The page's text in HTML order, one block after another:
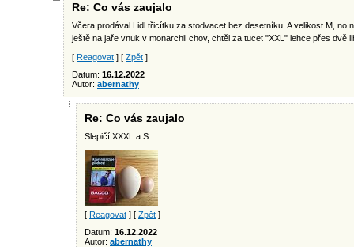
Re: Co vás zaujalo
Včera prodával Lidl třicítku za stodvacet bez desetníku. A velikost M, no
ještě na jaře vnuk v monarchii chov, chtěl za tucet "XXL" lehce přes dvě
[ Reagovat ] [ Zpět ]
Datum: 16.12.2022
Autor: abernathy
Re: Co vás zaujalo
Slepičí XXXL a S
[ Reagovat ] [ Zpět ]
Datum: 16.12.2022
Autor: abernathy